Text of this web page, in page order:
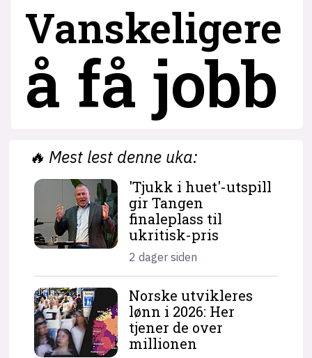
Vanskeligere
å få jobb
🔥 Mest lest denne uka:
'Tjukk i huet'-utspill
gir Tangen
finaleplass til
ukritisk-pris
2 dager siden
Norske utvikleres
lønn i 2026: Her
tjener de over
millionen